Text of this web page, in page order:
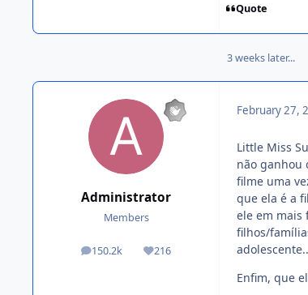
Quote
3 weeks later...
Administrator
Members
150.2k
posts 216
Reputation
February 27,
Little Miss
não ganhou
filme uma
que ela é a
ele em mais
filhos/
Enfim, que